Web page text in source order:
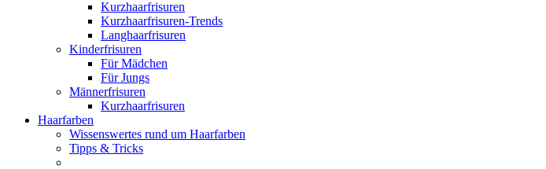
Kurzhaarfrisuren
Kurzhaarfrisuren-Trends
Langhaarfrisuren
Kinderfrisuren
Für Mädchen
Für Jungs
Männerfrisuren
Kurzhaarfrisuren
Haarfarben
Wissenswertes rund um Haarfarben
Tipps & Tricks